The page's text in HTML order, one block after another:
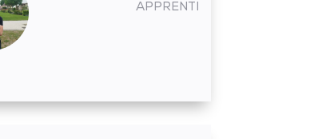
APPRENTI